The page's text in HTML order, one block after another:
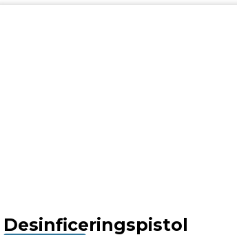
Desinficeringspistol